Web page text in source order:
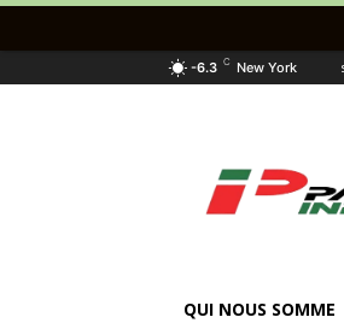
-6.3 C New York
QUI NOUS SOMME